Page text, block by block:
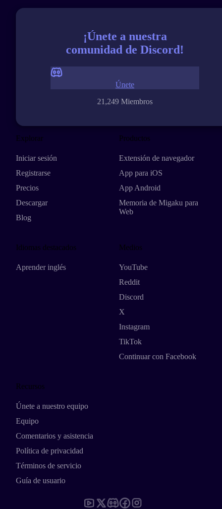
¡Únete a nuestra
comunidad de Discord!
21,249 Miembros
Únete
Explorar
Iniciar sesión
Registrarse
Precios
Descargar
Blog
Productos
Extensión de navegador
App para iOS
App Android
Memoria de Migaku para
Web
Idiomas destacados
Aprender inglés
Medios
YouTube
Reddit
Discord
X
Instagram
TikTok
Continuar con Facebook
Recursos
Únete a nuestro equipo
Equipo
Comentarios y asistencia
Política de privacidad
Términos de servicio
Guía de usuario